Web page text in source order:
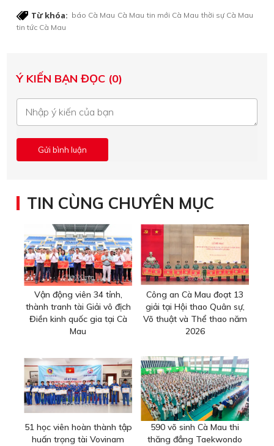
Từ khóa: báo Cà Mau Cà Mau tin mới Cà Mau thời sự Cà Mau
tin tức Cà Mau
Ý KIẾN BẠN ĐỌC (0)
TIN CÙNG CHUYÊN MỤC
Vận động viên 34 tỉnh,
thành tranh tài Giải vô địch
Điền kinh quốc gia tại Cà
Mau
Công an Cà Mau đoạt 13
giải tại Hội thao Quân sự,
Võ thuật và Thể thao năm
2026
51 học viên hoàn thành tập
huấn trọng tài Vovinam
590 võ sinh Cà Mau thi
thăng đẳng Taekwondo